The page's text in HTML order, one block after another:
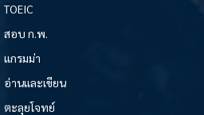
TOEIC
สอบ ก.พ.
แกรมม่า
อ่านและเขียน
ตะลุยโจทย์